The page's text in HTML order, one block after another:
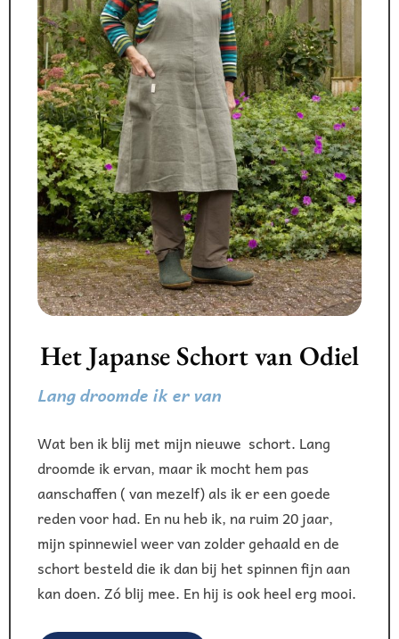
Het Japanse Schort van Odiel
Lang droomde ik er van
Wat ben ik blij met mijn nieuwe schort. Lang
droomde ik ervan, maar ik mocht hem pas
aanschaffen ( van mezelf) als ik er een goede
reden voor had. En nu heb ik, na ruim 20 jaar,
mijn spinnewiel weer van zolder gehaald en de
schort besteld die ik dan bij het spinnen fijn aan
kan doen. Zó blij mee. En hij is ook heel erg mooi.